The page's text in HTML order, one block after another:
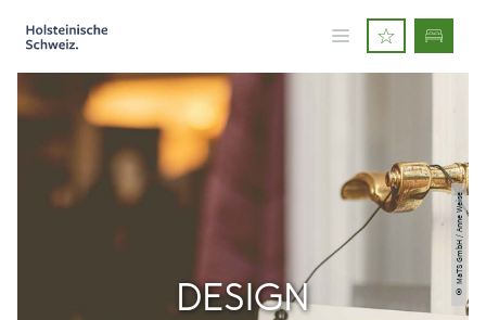
© MaTS GmbH / Anne Weise
DESIGN